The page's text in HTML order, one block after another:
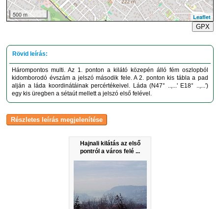
Hajnali kilátás az első
pontról a város felé ...
500 m
Leaflet
GPX
Hárompontos multi. Az 1. ponton a kilátó közepén álló fém oszlopból
kidomborodó évszám a jelszó második fele. A 2. ponton kis tábla a pad
alján a láda koordinátáinak percértékeivel. Láda (N47° ..,...' E18° ..,...')
egy kis üregben a sétaút mellett a jelszó első felével.